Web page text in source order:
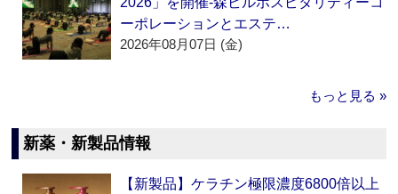
ーポレーションとエステ…
2026年08月07日 (金)
もっと見る »
新薬・新製品情報
【新製品】ケラチン極限濃度6800倍以上